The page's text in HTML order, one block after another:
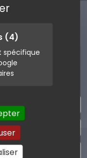
(4)
spécifique